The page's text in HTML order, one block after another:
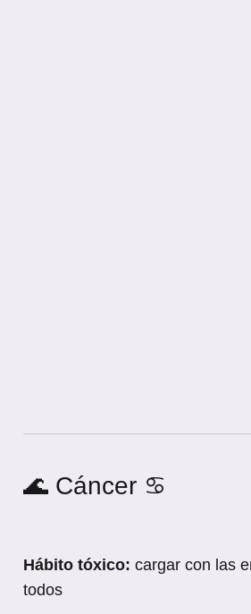
🌊 Cáncer ♋
Hábito tóxico: cargar con las
todos